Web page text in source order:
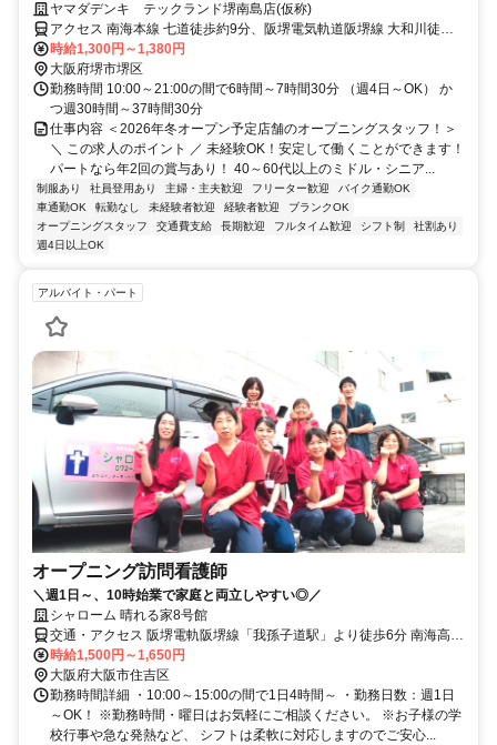
心！社割で家電をお得にGET！
ヤマダデンキ テックランド堺南島店(仮称)
アクセス 南海本線 七道徒歩約9分、阪堺電気軌道阪堺線 大和川徒歩
約12分、OsakaMetro四つ橋線 住之江公園4番口徒歩約24分 ※「七道
駅」より徒歩10分程度
時給1,300円～1,380円
大阪府堺市堺区
勤務時間 10:00～21:00の間で6時間～7時間30分 （週4日～OK） か
つ週30時間～37時間30分
仕事内容 ＜2026年冬オープン予定店舗のオープニングスタッフ！＞
＼ この求人のポイント ／ 未経験OK！安定して働くことができます！
パートなら年2回の賞与あり！ 40～60代以上のミドル・シニア...
制服あり 社員登用あり 主婦・主夫歓迎 フリーター歓迎
バイク通勤OK
車通勤OK
転勤なし 未経験者歓迎 経験者歓迎
ブランクOK
オープニングスタッフ
交通費支給 長期歓迎 フルタイム歓迎 シフト制
社割あり
週4日以上OK
アルバイト・パート
オープニング訪問看護師
＼週1日～、10時始業で家庭と両立しやすい◎／
シャローム 晴れる家8号館
交通・アクセス 阪堺電軌阪堺線「我孫子道駅」より徒歩6分 南海高野
線「我孫子前駅」より徒歩8分
時給1,500円～1,650円
大阪府大阪市住吉区
勤務時間詳細 ・10:00～15:00の間で1日4時間～ ・勤務日数：週1日
～OK！ ※勤務時間・曜日はお気軽にご相談ください。 ※お子様の学
校行事や急な発熱など、 シフトは柔軟に対応しますのでご安心...